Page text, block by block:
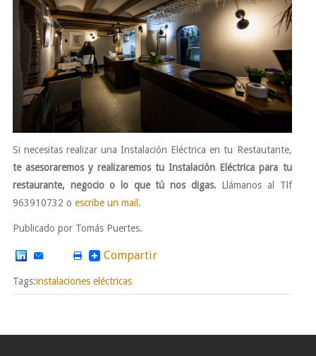
Si necesitas realizar una Instalación Eléctrica en tu Restautante,
te asesoraremos y realizaremos tu Instalación Eléctrica para tu
restaurante, negocio o lo que tú nos digas. Llámanos al Tlf
963910732 o escribe un mail .
Publicado por Tomás Puertes.
Compartir
Tags:instalaciones eléctricas